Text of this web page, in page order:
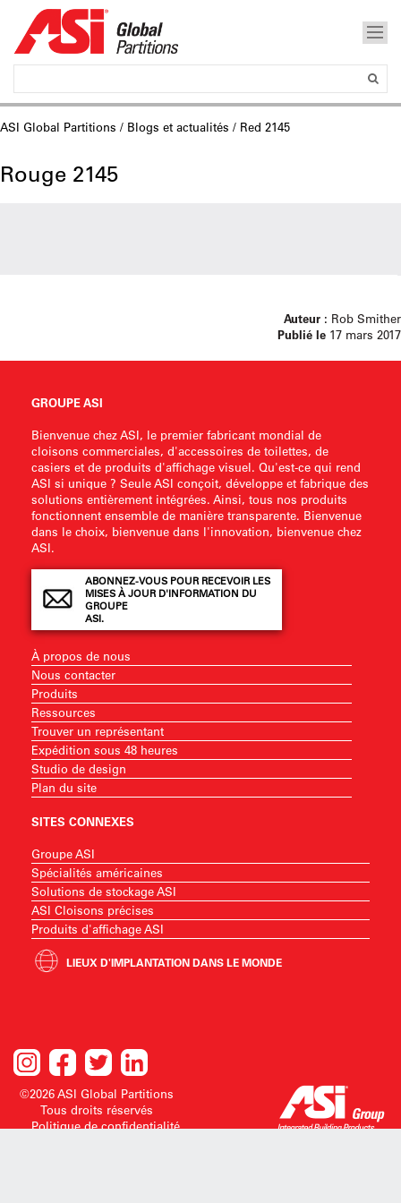
ASI Global Partitions / Blogs et actualités / Red 2145
Rouge 2145
Auteur : Rob Smither
Publié le 17 mars 2017
GROUPE ASI
Bienvenue chez ASI, le premier fabricant mondial de
cloisons commerciales, d'accessoires de toilettes, de
casiers et de produits d'affichage visuel. Qu'est-ce qui rend
ASI si unique ? Seule ASI conçoit, développe et fabrique des
solutions entièrement intégrées. Ainsi, tous nos produits
fonctionnent ensemble de manière transparente. Bienvenue
dans le choix, bienvenue dans l'innovation, bienvenue chez
ASI.
ABONNEZ-VOUS POUR RECEVOIR LES
MISES À JOUR D'INFORMATION DU
GROUPE
ASI.
À propos de nous
Nous contacter
Produits
Ressources
Trouver un représentant
Expédition sous 48 heures
Studio de design
Plan du site
SITES CONNEXES
Groupe ASI
Spécialités américaines
Solutions de stockage ASI
ASI Cloisons précises
Produits d'affichage ASI
LIEUX D'IMPLANTATION DANS LE MONDE
©2026 ASI Global Partitions
Tous droits réservés
Politique de confidentialité